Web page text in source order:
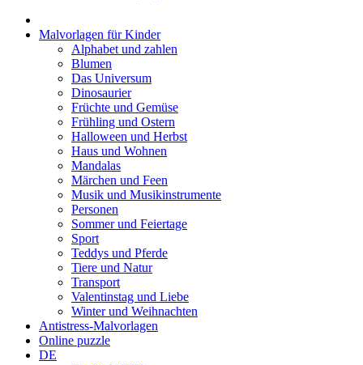
Malvorlagen für Kinder
Alphabet und zahlen
Blumen
Das Universum
Dinosaurier
Früchte und Gemüse
Frühling und Ostern
Halloween und Herbst
Haus und Wohnen
Mandalas
Märchen und Feen
Musik und Musikinstrumente
Personen
Sommer und Feiertage
Sport
Teddys und Pferde
Tiere und Natur
Transport
Valentinstag und Liebe
Winter und Weihnachten
Antistress-Malvorlagen
Online puzzle
DE